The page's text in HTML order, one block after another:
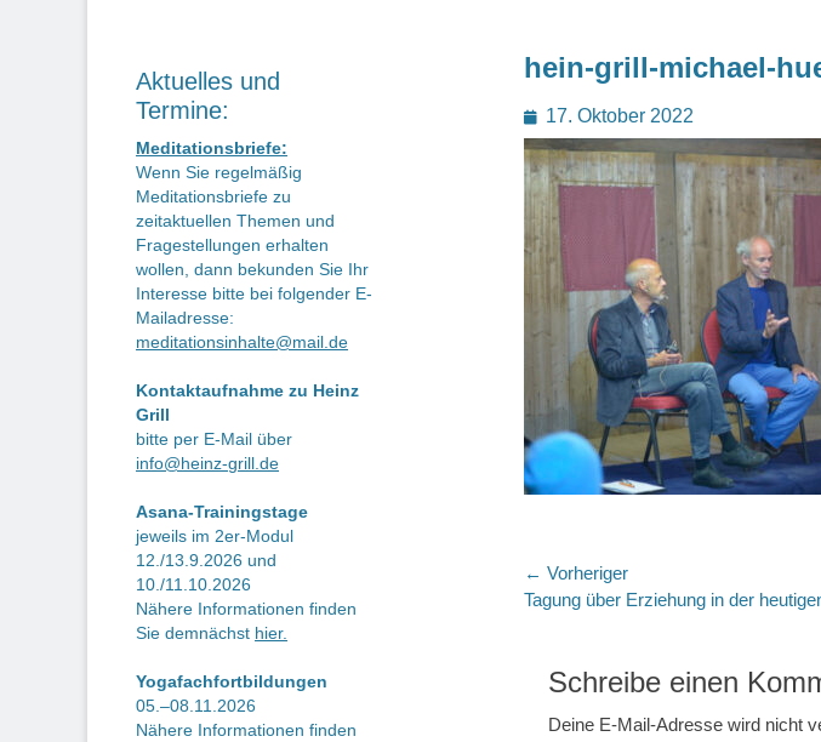
hein-grill-michael-
Posted
on
17. Oktober 2022
Beitragsnavigation
← Vorheriger
Vorheriger
Tagung über Erziehung in der
Schreibe einen
Deine E-Mail-Adresse wird nicht
Aktuelles und
Termine:
Meditationsbriefe:
Wenn Sie regelmäßig
Meditationsbriefe zu
zeitaktuellen Themen und
Fragestellungen erhalten
wollen, dann bekunden Sie Ihr
Interesse bitte bei folgender E-
Mailadresse:
meditationsinhalte@mail.de
Kontaktaufnahme zu Heinz
Grill
bitte per E-Mail über
info@heinz-grill.de
Asana-Trainingstage
jeweils im 2er-Modul
12./13.9.2026 und
10./11.10.2026
Nähere Informationen finden
Sie demnächst hier.
Yogafachfortbildungen
05.–08.11.2026
Nähere Informationen finden